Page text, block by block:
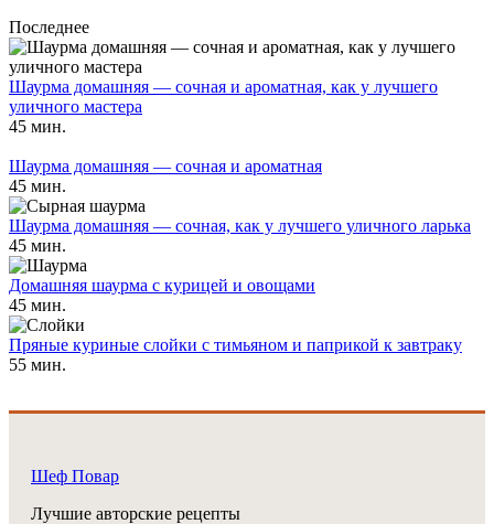
Последнее
Шаурма домашняя — сочная и ароматная, как у лучшего
уличного мастера
45 мин.
Шаурма домашняя — сочная и ароматная
45 мин.
Шаурма домашняя — сочная, как у лучшего уличного ларька
45 мин.
Домашняя шаурма с курицей и овощами
45 мин.
Пряные куриные слойки с тимьяном и паприкой к завтраку
55 мин.
Шеф Повар
Лучшие авторские рецепты